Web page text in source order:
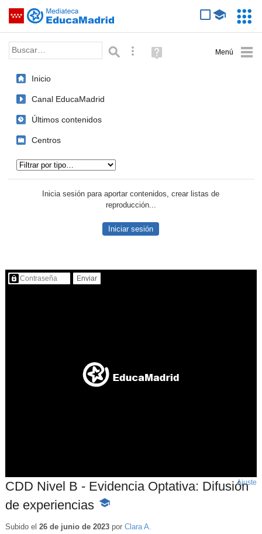
Saltar navegación
Palabra o frase: Búsqueda avanzada
Ayuda
(en
Inicio
Canal EducaMadrid
Últimos contenidos
Centros
Inicia sesión para aportar contenidos, crear listas de
reproducción...
Iniciar sesión
Contenido protegido…
CDD Nivel B - Evidencia Optativa: Difusión
de experiencias -
educativo
Ajuste
Subido el 26 de junio de 2023por Clara A.